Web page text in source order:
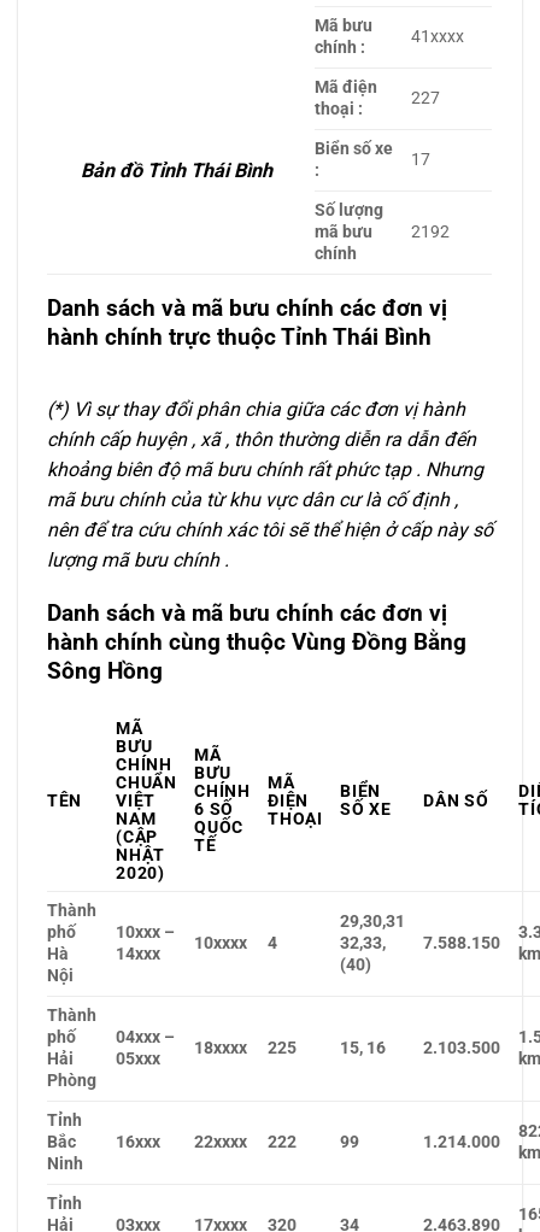
Bản đồ Tỉnh Thái Bình
Mã bưu
chính :
41xxxx
Mã điện
thoại :
227
Biển số xe
:
17
Số lượng
mã bưu
chính
2192
Danh sách và mã bưu chính các đơn vị
hành chính trực thuộc Tỉnh Thái Bình
(*) Vì sự thay đổi phân chia giữa các đơn vị hành
chính cấp huyện , xã , thôn thường diễn ra dẫn đến
khoảng biên độ mã bưu chính rất phức tạp . Nhưng
mã bưu chính của từ khu vực dân cư là cố định ,
nên để tra cứu chính xác tôi sẽ thể hiện ở cấp này số
lượng mã bưu chính .
Danh sách và mã bưu chính các đơn vị
hành chính cùng thuộc Vùng Đồng Bằng
Sông Hồng
TÊN
MÃ
BƯU
CHÍNH
CHUẨN
VIỆT
NAM
(CẬP
NHẬT
2020)
MÃ
BƯU
CHÍNH
6 SỐ
QUỐC
TẾ
MÃ
ĐIỆN
THOẠI
BIỂN
SỐ XE
DÂN SỐ
Thành
phố
Hà
Nội
10xxx –
14xxx
10xxxx 4
29,30,31
32,33,
(40)
7.588.150
Thành
phố
Hải
Phòng
04xxx –
05xxx
18xxxx 225 15, 16 2.103.500
Tỉnh
Bắc
Ninh
16xxx 22xxxx 222 99 1.214.000
Tỉnh
Hải
03xxx 17xxxx 320 34 2.463.890